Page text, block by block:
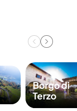
Borgo di
Terzo